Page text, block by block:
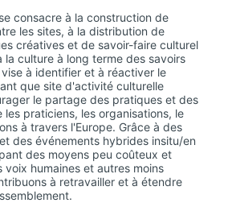
consacre à la construction de
les sites, à la distribution de
créatives et de savoir-faire culturel
la culture à long terme des savoirs
à identifier et à réactiver le
que site d'activité culturelle
le partage des pratiques et des
les praticiens, les organisations, le
à travers l'Europe. Grâce à des
des événements hybrides insitu/en
des moyens peu coûteux et
voix humaines et autres moins
à retravailler et à étendre